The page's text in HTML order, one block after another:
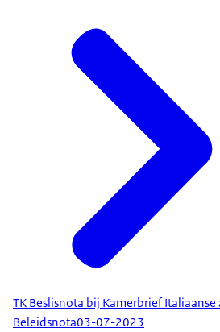
TK Beslisnota bij Kamerbrief Italiaanse
Beleidsnota03-07-2023